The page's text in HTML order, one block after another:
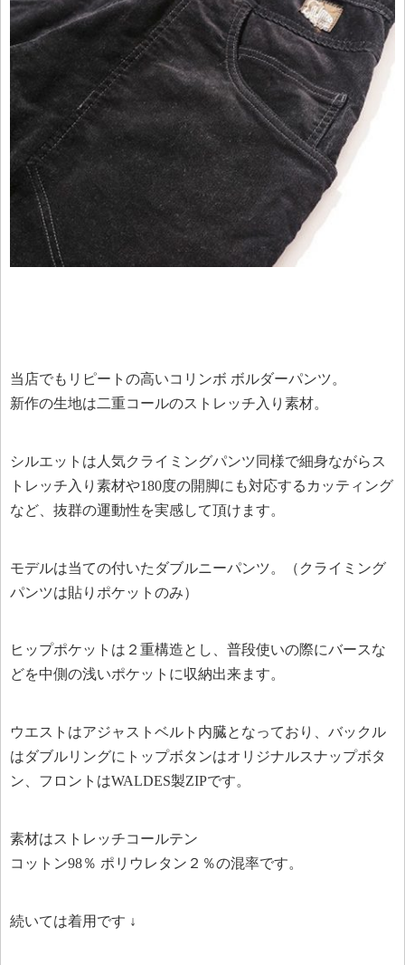
当店でもリピートの高いコリンボ ボルダーパンツ。
新作の生地は二重コールのストレッチ入り素材。
シルエットは人気クライミングパンツ同様で細身ながらス
トレッチ入り素材や180度の開脚にも対応するカッティング
など、抜群の運動性を実感して頂けます。
モデルは当ての付いたダブルニーパンツ。（クライミング
パンツは貼りポケットのみ）
ヒップポケットは２重構造とし、普段使いの際にバースな
どを中側の浅いポケットに収納出来ます。
ウエストはアジャストベルト内臓となっており、バックル
はダブルリングにトップボタンはオリジナルスナップボタ
ン、フロントはWALDES製ZIPです。
素材はストレッチコールテン
コットン98％ ポリウレタン２％の混率です。
続いては着用です ↓